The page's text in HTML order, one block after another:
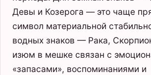
Девы и Козерога — это чаще
символ материальной
водных знаков — Рака,
изюм в мешке связан с
«запасами», воспоминаниями и